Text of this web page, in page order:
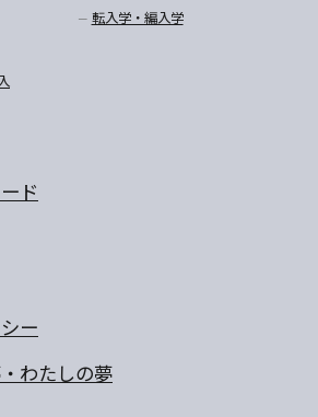
転入学・編入学
ド
ー
わたしの夢